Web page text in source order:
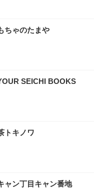
ちゃのたまや
SEICHI BOOKS
トキノワ
ャン丁目キャン番地